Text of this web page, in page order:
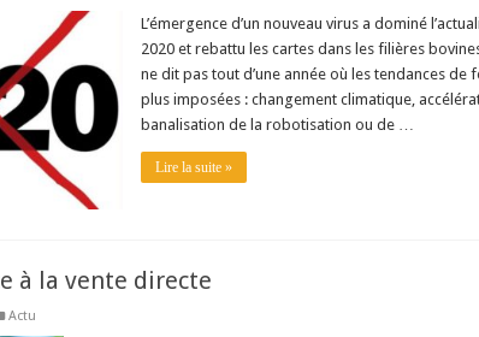
L’émergence d’un nouveau virus a dominé
2020 et rebattu les cartes dans les filières
ne dit pas tout d’une année où les tendances de
plus imposées : changement climatique,
banalisation de la robotisation ou de …
Lire la suite »
à la vente directe
Actu